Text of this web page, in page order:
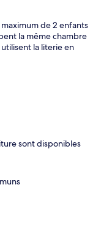
de 2 enfants
la même chambre
la literie en
sont disponibles